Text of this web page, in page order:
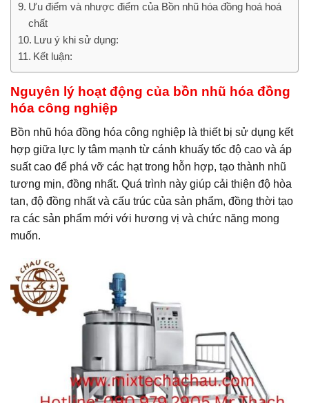
Ưu điểm và nhược điểm của Bồn nhũ hóa đồng hoá hoá
chất
Lưu ý khi sử dụng:
Kết luận:
Nguyên lý hoạt động của bồn nhũ hóa đồng
hóa công nghiệp
Bồn nhũ hóa đồng hóa công nghiệp là thiết bị sử dụng kết
hợp giữa lực ly tâm mạnh từ cánh khuấy tốc độ cao và áp
suất cao để phá vỡ các hạt trong hỗn hợp, tạo thành nhũ
tương mịn, đồng nhất. Quá trình này giúp cải thiện độ hòa
tan, độ đồng nhất và cấu trúc của sản phẩm, đồng thời tạo
ra các sản phẩm mới với hương vị và chức năng mong
muốn.